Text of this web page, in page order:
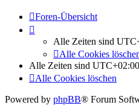
Foren-Übersicht
Alle Zeiten sind
Alle Cookies
Alle Zeiten sind UTC+02:00
Alle Cookies löschen
Powered by phpBB® Forum